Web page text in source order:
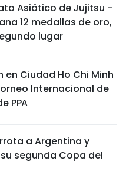
Asiático de Jujitsu -
12 medallas de oro,
lugar
en Ciudad Ho Chi Minh
Internacional de
PPA
a Argentina y
segunda Copa del